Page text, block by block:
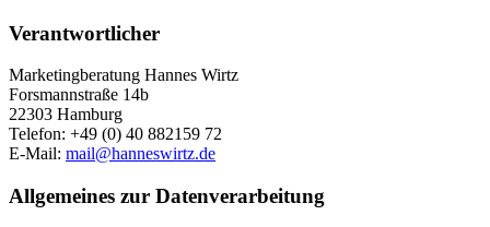
Verantwortlicher
Marketingberatung Hannes Wirtz
Forsmannstraße 14b
22303 Hamburg
Telefon: +49 (0) 40 882159 72
E-Mail: mail@hanneswirtz.de
Allgemeines zur Datenverarbeitung